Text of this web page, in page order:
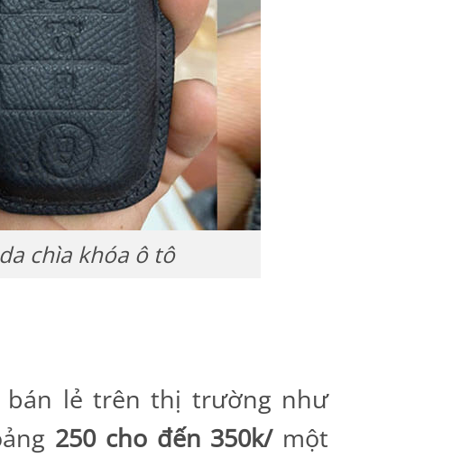
chìa khóa ô tô
bán lẻ trên thị trường như
250 cho đến 350k/một